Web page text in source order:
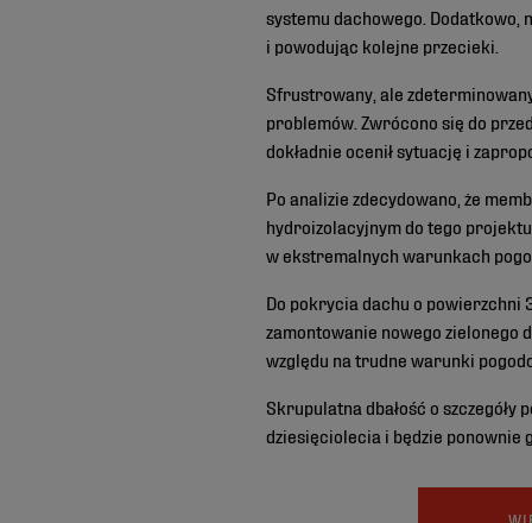
systemu dachowego. Dodatkowo,
i powodując kolejne przecieki.
Sfrustrowany, ale
problemów. Zwrócono się do
dokładnie ocenił sytuację i
Po analizie zdecydowano, że
hydroizolacyjnym do tego
w ekstremalnych warunkach
Do pokrycia dachu o powierzchni
zamontowanie nowego zielonego
względu na trudne warunki
Skrupulatna dbałość o szczegóły
dziesięciolecia i będzie ponownie